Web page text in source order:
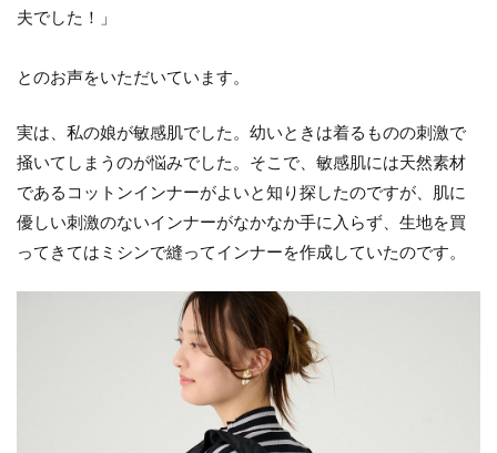
夫でした！」
とのお声をいただいています。
実は、私の娘が敏感肌でした。幼いときは着るものの刺激で
掻いてしまうのが悩みでした。そこで、敏感肌には天然素材
であるコットンインナーがよいと知り探したのですが、肌に
優しい刺激のないインナーがなかなか手に入らず、生地を買
ってきてはミシンで縫ってインナーを作成していたのです。